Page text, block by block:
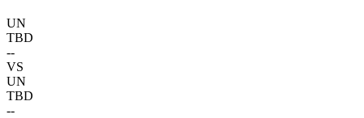
UN
TBD
--
VS
UN
TBD
--